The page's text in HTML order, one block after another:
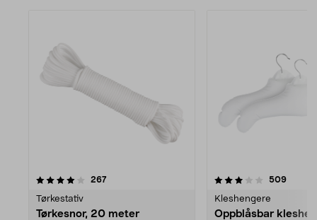
267anmeldelser
Tørkestativ
Tørkesnor, 20 meter
3.5av 5 stjerner 509
Kleshengere
Oppblåsbar